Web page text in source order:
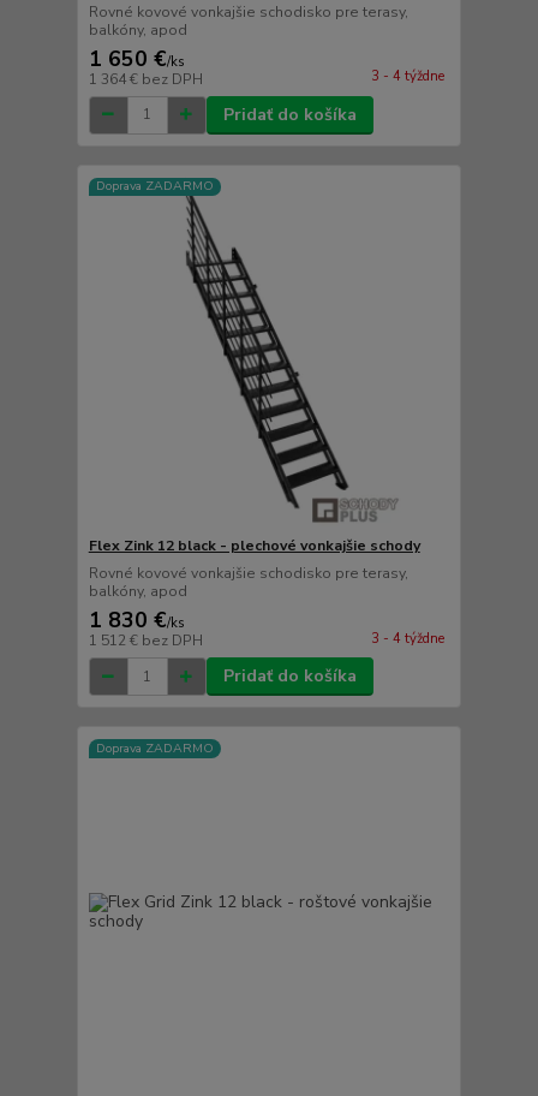
Rovné kovové vonkajšie schodisko pre terasy,
balkóny, apod
1 650 €/ks
1 364 € bez DPH 3 - 4 týždne
Pridať do košíka
Doprava ZADARMO
Flex Zink 12 black - plechové vonkajšie schody
Rovné kovové vonkajšie schodisko pre terasy,
balkóny, apod
1 830 €/ks
1 512 € bez DPH 3 - 4 týždne
Pridať do košíka
Doprava ZADARMO